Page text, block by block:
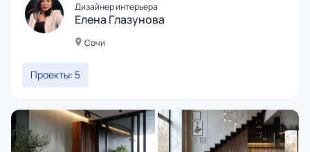
Дизайнер интерьера
Елена Глазунова
Сочи
Проекты: 5